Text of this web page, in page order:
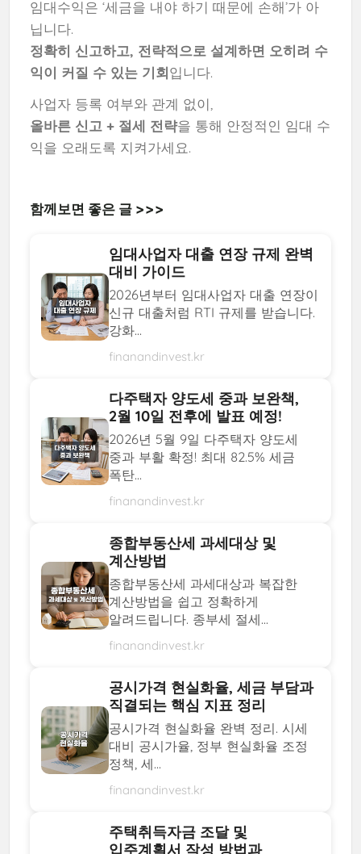
임대수익은 ‘세금을 내야 하기 때문에 손해’가 아
닙니다.
정확히 신고하고, 전략적으로 설계하면 오히려 수
익이 커질 수 있는 기회입니다.
사업자 등록 여부와 관계 없이,
올바른 신고 + 절세 전략을 통해 안정적인 임대 수
익을 오래도록 지켜가세요.
함께보면 좋은 글 >>>
임대사업자 대출 연장 규제 완벽
대비 가이드
2026년부터 임대사업자 대출 연장이
신규 대출처럼 RTI 규제를 받습니다.
강화...
finanandinvest.kr
다주택자 양도세 중과 보완책,
2월 10일 전후에 발표 예정!
2026년 5월 9일 다주택자 양도세
중과 부활 확정! 최대 82.5% 세금
폭탄...
finanandinvest.kr
종합부동산세 과세대상 및
계산방법
종합부동산세 과세대상과 복잡한
계산방법을 쉽고 정확하게
알려드립니다. 종부세 절세...
finanandinvest.kr
공시가격 현실화율, 세금 부담과
직결되는 핵심 지표 정리
공시가격 현실화율 완벽 정리. 시세
대비 공시가율, 정부 현실화율 조정
정책, 세...
finanandinvest.kr
주택취득자금 조달 및
입주계획서 작성 방법과